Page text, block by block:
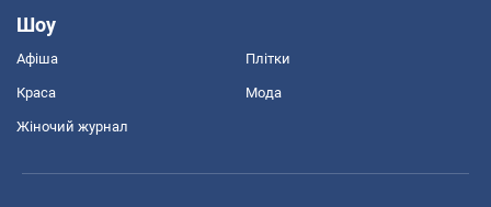
Шоу
Афіша Плітки
Краса Мода
Жіночий журнал